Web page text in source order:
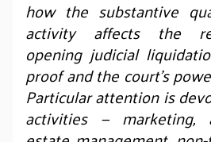
how the substantive
activity affects the
opening judicial
proof and the court’s
Particular attention is
activities — marketing,